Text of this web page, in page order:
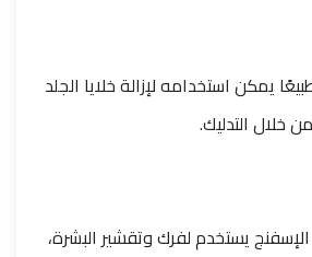
يمكن استخدامه لإزالة خلايا الجلد
خلال التدليك.
يستخدم لفرك وتقشير البشرة،